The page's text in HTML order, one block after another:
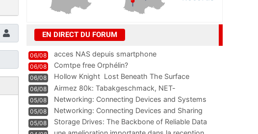
EN DIRECT DU FORUM
06/08 acces NAS depuis smartphone
06/08 Comtpe free Orphélin?
06/08 Hollow Knight  Lost Beneath The Surface
06/08
Airmez 80k: Tabakgeschmack, NET-
Technologie und Leistung im
05/08 Networking: Connecting Devices and Systems
05/08
Networking: Connecting Devices and Sharing
Information
05/08
Storage Drives: The Backbone of Reliable Data
Management